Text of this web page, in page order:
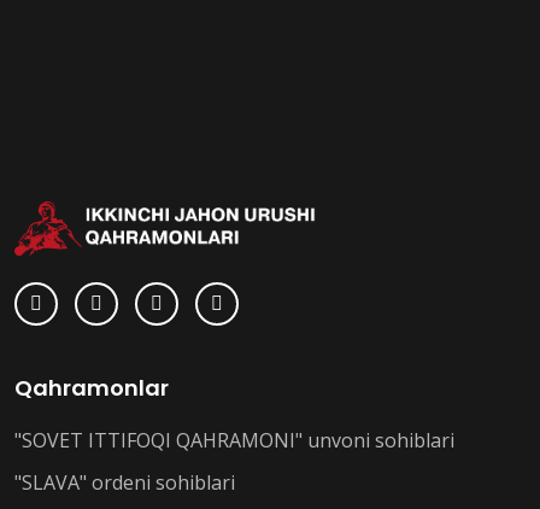
Qahramonlar
"SOVET ITTIFOQI QAHRAMONI" unvoni sohiblari
"SLAVA" ordeni sohiblari